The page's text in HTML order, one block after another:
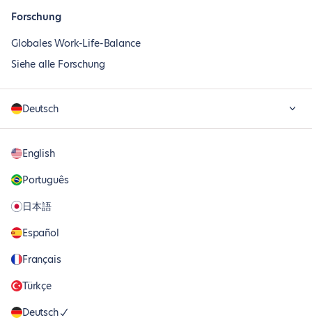
Forschung
Globales Work-Life-Balance
Siehe alle Forschung
Deutsch
English
Português
日本語
Español
Français
Türkçe
Deutsch